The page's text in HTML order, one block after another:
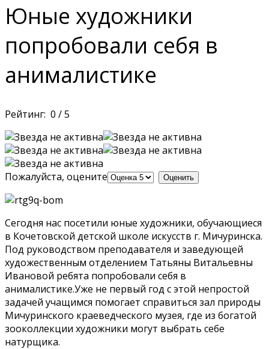
Юные художники
попробовали себя в
анималистике
Рейтинг: 0 /5
Пожалуйста, оцените
Сегодня нас посетили юные художники, обучающиеся
в Кочетовской детской школе искусств г. Мичуринска.
Под руководством преподавателя и заведующей
художественным отделением Татьяны Витальевны
Ивановой ребята попробовали себя в
анималистике.Уже не первый год с этой непростой
задачей учащимся помогает справиться зал природы
Мичуринского краеведческого музея, где из богатой
зооколлекции художники могут выбрать себе
натурщика.